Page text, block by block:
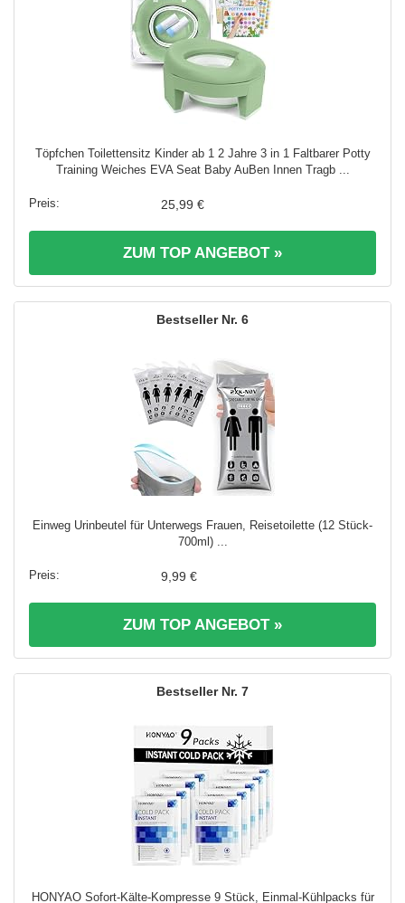
Töpfchen Toilettensitz Kinder ab 1 2 Jahre 3 in 1 Faltbarer Potty
Training Weiches EVA Seat Baby AuBen Innen Tragb ...
25,99 €
ZUM TOP ANGEBOT »
6
Einweg Urinbeutel für Unterwegs Frauen, Reisetoilette (12 Stück-
700ml) ...
9,99 €
ZUM TOP ANGEBOT »
7
HONYAO Sofort-Kälte-Kompresse 9 Stück, Einmal-Kühlpacks für